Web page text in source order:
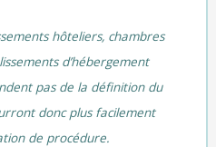
hôteliers, chambres
d’hébergement
pas de la définition du
donc plus facilement
de procédure.